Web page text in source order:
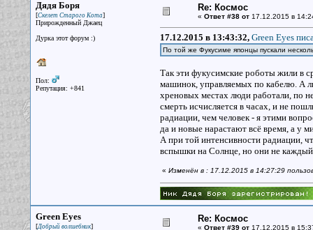
Дядя Боря
[Скелет Старого Кота]
Прирожденный Джаец
Дурка этот форум :)
Пол:
Репутация: +841
Re: Космос
« Ответ #38 от17.12.2015 в
17.12.2015 в 13:43:32, Green Eyes
По той же Фукусиме японцы пускали
Так эти фукусимские роботы жили в
машинок, управляемых по кабелю. А
хреновых местах люди работали, по
смерть исчисляется в часах, и не
радиации, чем человек - я этими
да и новые нарастают всё время, а у
А при той интенсивности радиации,
вспышки на Солнце, но они не каждый
« Изменён в : 17.12.2015 в 14:27:29
Green Eyes
[Добрый волшебник]
Re: Космос
« Ответ #39 от17.12.2015 в